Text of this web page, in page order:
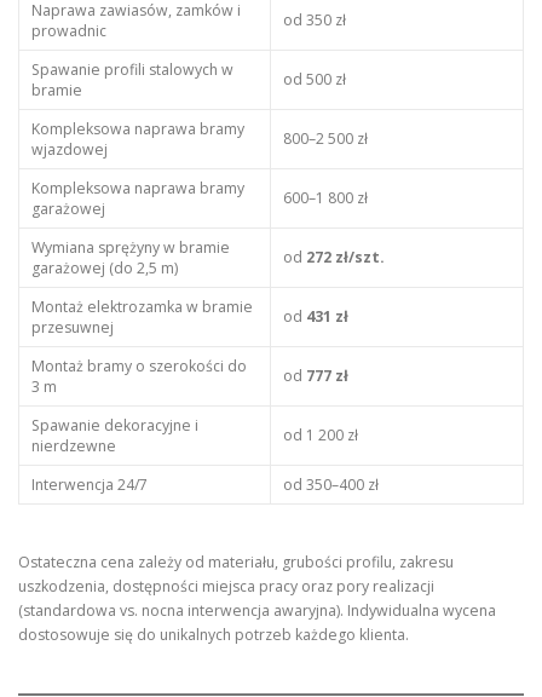
Naprawa zawiasów, zamków i
prowadnic
od 350 zł
Spawanie profili stalowych w
bramie
od 500 zł
Kompleksowa naprawa bramy
wjazdowej
800–2 500 zł
Kompleksowa naprawa bramy
garażowej
600–1 800 zł
Wymiana sprężyny w bramie
garażowej (do 2,5 m)
od 272 zł/szt.
Montaż elektrozamka w bramie
przesuwnej
od 431 zł
Montaż bramy o szerokości do
3 m
od 777 zł
Spawanie dekoracyjne i
nierdzewne
od 1 200 zł
Interwencja 24/7 od 350–400 zł
Ostateczna cena zależy od materiału, grubości profilu, zakresu
uszkodzenia, dostępności miejsca pracy oraz pory realizacji
(standardowa vs. nocna interwencja awaryjna). Indywidualna wycena
dostosowuje się do unikalnych potrzeb każdego klienta.